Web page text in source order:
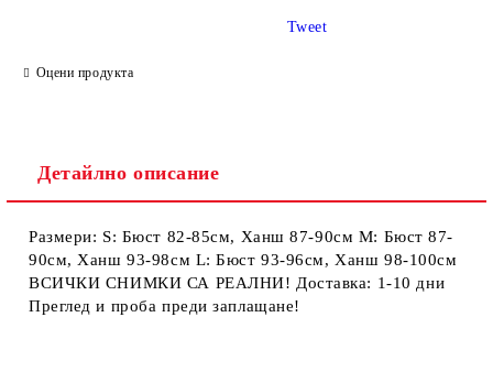
Оцени продукта
Tweet
Детайлно описание
Размери: S: Бюст 82-85см, Ханш 87-90см М: Бюст 87-
90см, Ханш 93-98см L: Бюст 93-96см, Ханш 98-100см
ВСИЧКИ СНИМКИ СА РЕАЛНИ! Доставка: 1-10 дни
Преглед и проба преди заплащане!